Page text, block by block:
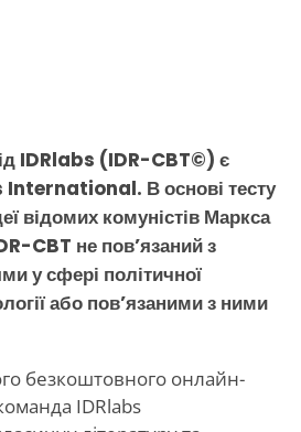
IDRlabs (IDR-CBT©) є
International. В основі тесту
відомих комуністів Маркса
CBT не пов’язаний з
у сфері політичної
або пов’язаними з ними
безкоштовного онлайн-
IDRlabs